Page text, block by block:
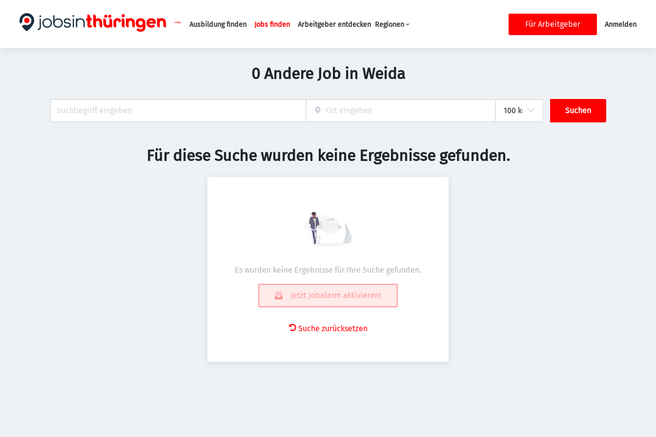
Haupt-Navigation
Ausbildung finden Jobs finden Arbeitgeber entdecken Regionen Für Arbeitgeber Anmelden
0 Andere Job in Weida
Suchen
Für diese Suche wurden keine Ergebnisse gefunden.
Es wurden keine Ergebnisse für Ihre Suche gefunden.
Jetzt Jobalarm aktivieren!
Suche zurücksetzen